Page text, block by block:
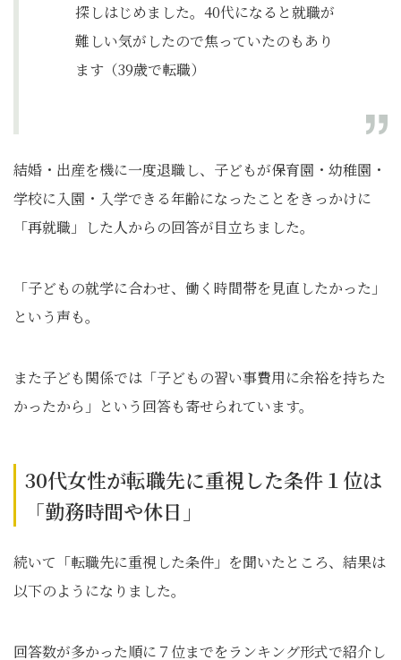
探しはじめました。40代になると就職が
難しい気がしたので焦っていたのもあり
ます（39歳で転職）
結婚・出産を機に一度退職し、子どもが保育園・幼稚園・
学校に入園・入学できる年齢になったことをきっかけに
「再就職」した人からの回答が目立ちました。
「子どもの就学に合わせ、働く時間帯を見直したかった」
という声も。
また子ども関係では「子どもの習い事費用に余裕を持ちた
かったから」という回答も寄せられています。
30代女性が転職先に重視した条件１位は
「勤務時間や休日」
続いて「転職先に重視した条件」を聞いたところ、結果は
以下のようになりました。
回答数が多かった順に７位までをランキング形式で紹介し